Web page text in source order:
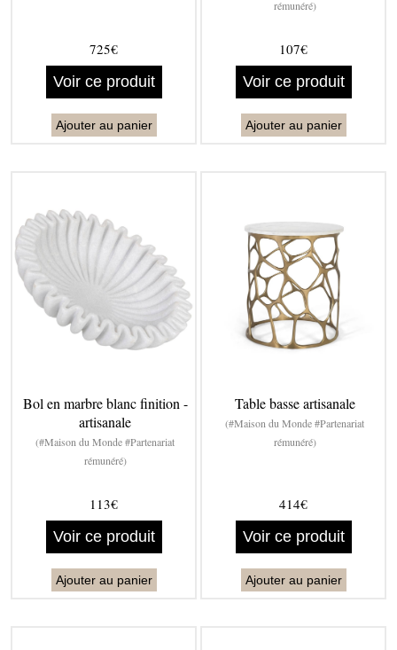
725€
Voir ce produit
Ajouter au panier
rémunéré)
107€
Voir ce produit
Ajouter au panier
Bol en marbre blanc finition -
artisanale
(#Maison du Monde #Partenariat
rémunéré)
113€
Voir ce produit
Ajouter au panier
Table basse artisanale
(#Maison du Monde #Partenariat
rémunéré)
414€
Voir ce produit
Ajouter au panier